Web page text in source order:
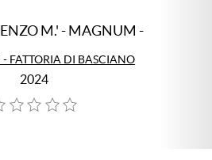
M.' - MAGNUM -
- FATTORIA DI BASCIANO
2024